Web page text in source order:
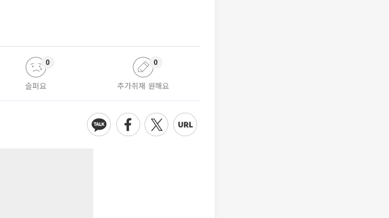
슬퍼요
0
추가취재 원해요
0